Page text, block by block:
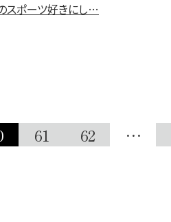
スポーツ好きにし…
61 62 …